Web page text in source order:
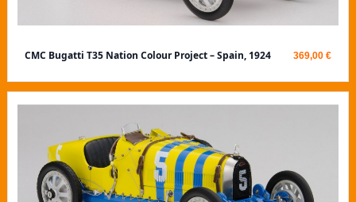
CMC Bugatti T35 Nation Colour Project – Spain, 1924 369,00 €